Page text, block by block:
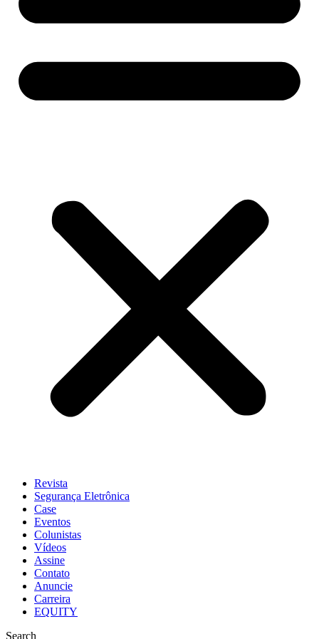
Revista
Segurança Eletrônica
Case
Eventos
Colunistas
Vídeos
Assine
Contato
Anuncie
Carreira
EQUITY
Search